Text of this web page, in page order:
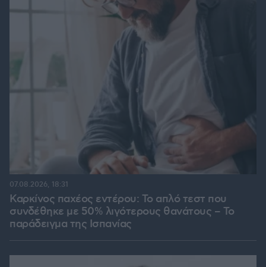
Καρκίνος παχέος εντέρου: Το απλό τεστ που
συνδέθηκε με 50% λιγότερους θανάτους – Το
παράδειγμα της Ισπανίας
07.08.2026, 18:31